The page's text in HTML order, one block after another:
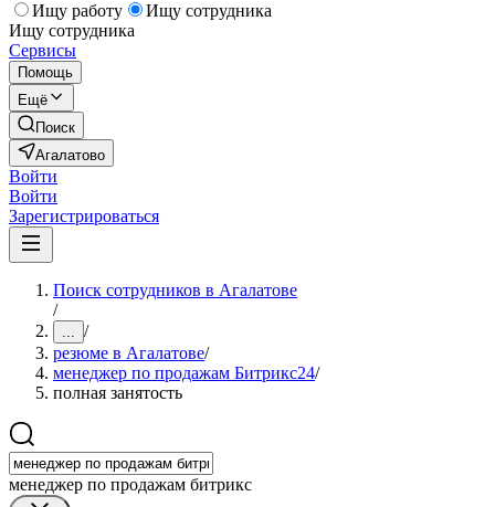
Ищу работу
Ищу сотрудника
Ищу сотрудника
Сервисы
Помощь
Ещё
Поиск
Агалатово
Войти
Войти
Зарегистрироваться
Поиск сотрудников в Агалатове
/
... /
резюме в Агалатове/
менеджер по продажам Битрикс24/
полная занятость
менеджер по продажам битрикс